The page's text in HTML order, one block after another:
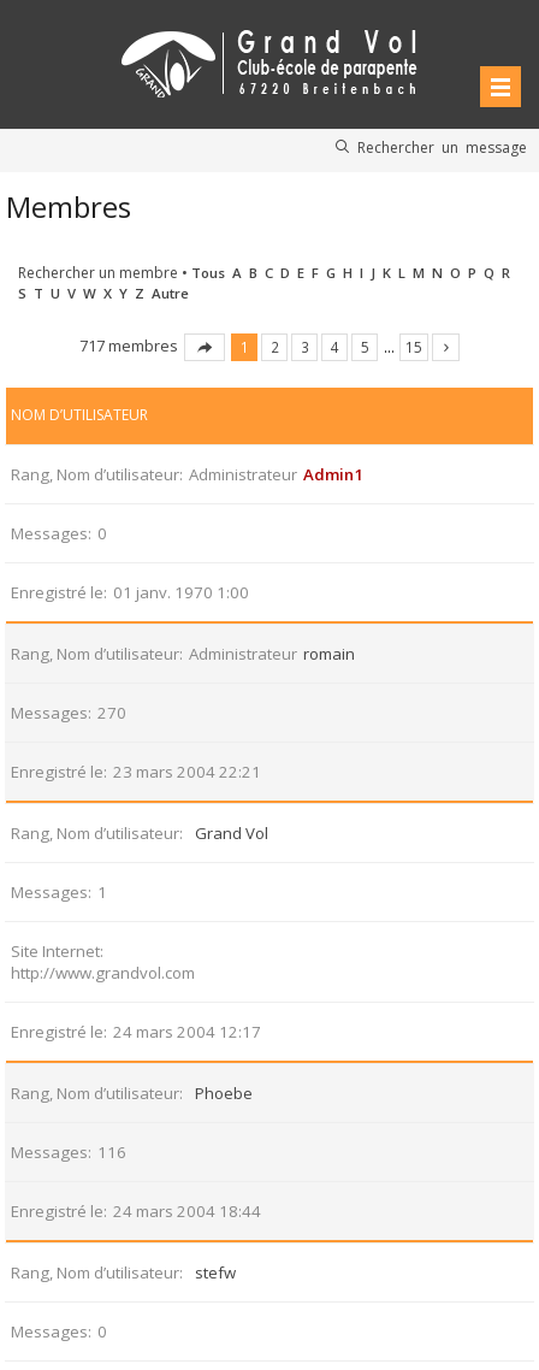
Rechercher un message
Membres
Rechercher un membre • Tous A B C D E F G H I J K L M N O P Q R
S T U V W X Y Z Autre
717 membres 1 2 3 4 5 … 15
NOM D’UTILISATEUR
Rang, Nom d’utilisateur Administrateur Admin1
Messages 0
Enregistré le 01 janv. 1970 1:00
Rang, Nom d’utilisateur Administrateur romain
Messages 270
Enregistré le 23 mars 2004 22:21
Rang, Nom d’utilisateur Grand Vol
Messages 1
Site Internet
http://www.grandvol.com
Enregistré le 24 mars 2004 12:17
Rang, Nom d’utilisateur Phoebe
Messages 116
Enregistré le 24 mars 2004 18:44
Rang, Nom d’utilisateur stefw
Messages 0